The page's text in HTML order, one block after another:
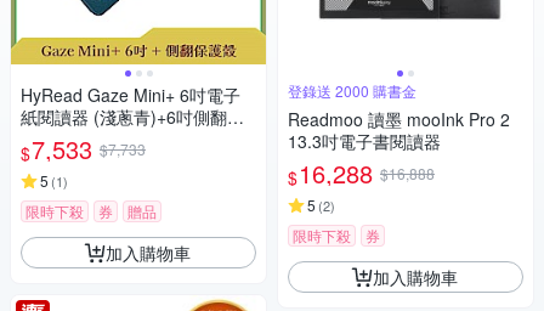
HyRead Gaze Mini+ 6吋電子
紙閱讀器 (淺蔥青)+6吋側翻保
護殼
$7,533 $7,733
5 (1)
限時下殺 券 贈品
加入購物車
登錄送 2000 購書金
Readmoo 讀墨 mooInk Pro 2
13.3吋電子書閱讀器
$16,288 $16,888
5 (2)
限時下殺 券
加入購物車